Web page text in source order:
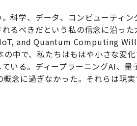
科学、データ、コンピューティ
るべきだという私の信念に沿っ
and Quantum Computing
中で、私たちはもはや小さな変
いる。ディープラーニングAI、量
念に過ぎなかった。それらは現